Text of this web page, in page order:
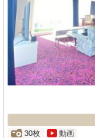
30枚 動画